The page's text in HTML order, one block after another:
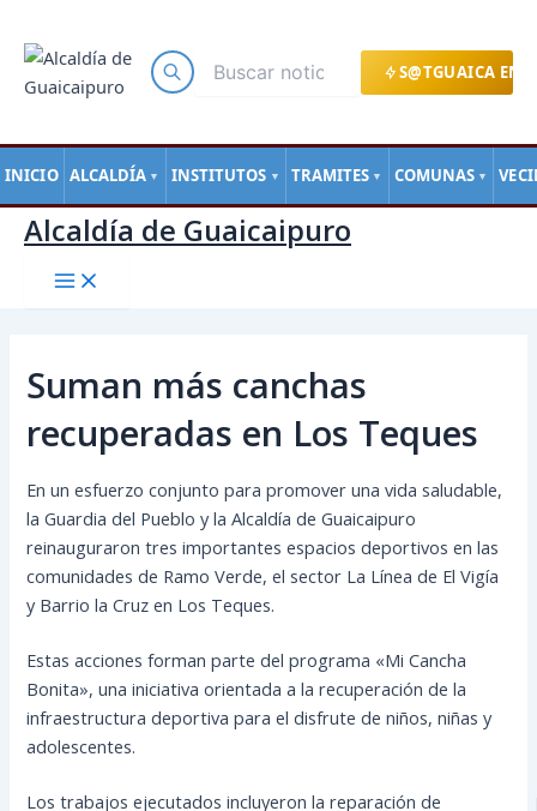
S@TGUAICA EN
INICIO ALCALDÍA ▼ INSTITUTOS ▼ TRAMITES ▼ COMUNAS ▼
contenido
Alcaldía de Guaicaipuro
Suman más canchas
recuperadas en Los Teques
En un esfuerzo conjunto para promover una vida saludable,
la Guardia del Pueblo y la Alcaldía de Guaicaipuro
reinauguraron tres importantes espacios deportivos en las
comunidades de Ramo Verde, el sector La Línea de El Vigía
y Barrio la Cruz en Los Teques.
Estas acciones forman parte del programa «Mi Cancha
Bonita», una iniciativa orientada a la recuperación de la
infraestructura deportiva para el disfrute de niños, niñas y
adolescentes.
Los trabajos ejecutados incluyeron la reparación de
de
entradas